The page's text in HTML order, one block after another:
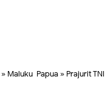
» Maluku-Papua » Prajurit TNI